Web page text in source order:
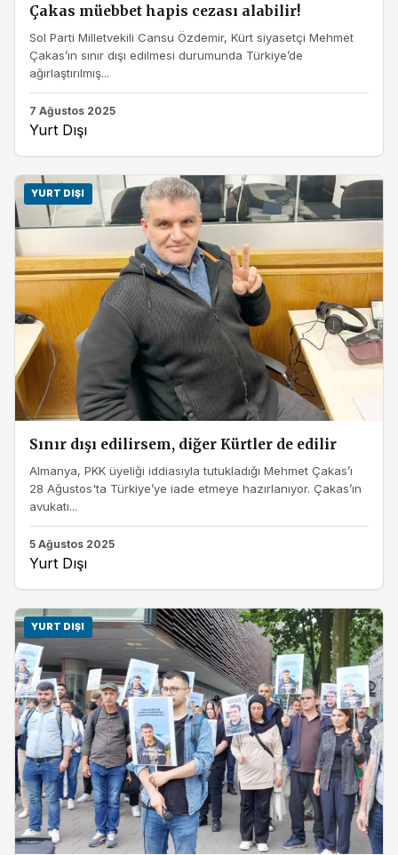
Çakas müebbet hapis cezası alabilir!
Sol Parti Milletvekili Cansu Özdemir, Kürt siyasetçi Mehmet
Çakas’ın sınır dışı edilmesi durumunda Türkiye’de
ağırlaştırılmış...
7 Ağustos 2025
Yurt Dışı
YURT DIŞI
Sınır dışı edilirsem, diğer Kürtler de edilir
Almanya, PKK üyeliği iddiasıyla tutukladığı Mehmet Çakas’ı
28 Ağustos'ta Türkiye’ye iade etmeye hazırlanıyor. Çakas’ın
avukatı...
5 Ağustos 2025
Yurt Dışı
YURT DIŞI